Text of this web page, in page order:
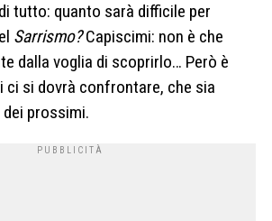
tutto: quanto sarà difficile per
Sarrismo?Capiscimi: non è che
dalla voglia di scoprirlo… Però è
ci si dovrà confrontare, che sia
dei prossimi.